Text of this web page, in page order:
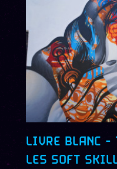
LIVRE BLANC -
LES SOFT